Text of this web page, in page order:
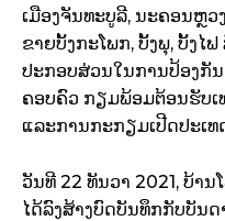
ເມືອງຈັນທະບູລີ, ນະຄອນຫຼ
ຂາຍບັ້ງກະໂພກ, ບັ້ງພຸ, ບັ້ງໄ
ປະກອບສ່ວນໃນການປ້ອງກັ
ຄອບຄົວ ກຽມພ້ອມຕ້ອນຮັບ
ແລະການກະກຽມເປີດປະເທ
ວັນທີ 22 ທັນວາ 2021, ບ້າ
ໄດ້ລົງສ້າງບົດບັນທຶກກັບບັນ